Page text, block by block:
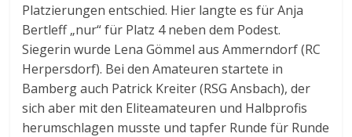
Platzierungen entschied. Hier langte es für Anja
Bertleff „nur“ für Platz 4 neben dem Podest.
Siegerin wurde Lena Gömmel aus Ammerndorf (RC
Herpersdorf). Bei den Amateuren startete in
Bamberg auch Patrick Kreiter (RSG Ansbach), der
sich aber mit den Eliteamateuren und Halbprofis
herumschlagen musste und tapfer Runde für Runde